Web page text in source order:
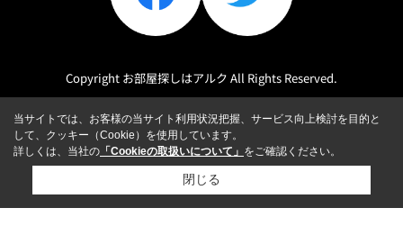
Copyright お部屋探しはアルク All Rights Reserved.
当サイトでは、お客様の当サイト利用状況把握、サービス向上検討を目的と
して、クッキー（Cookie）を使用しています。
詳しくは、当社の 「Cookieの取扱いについて」 をご確認ください。
閉じる